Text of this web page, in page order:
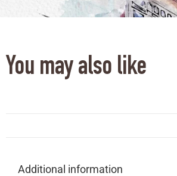
You may also like
Additional information